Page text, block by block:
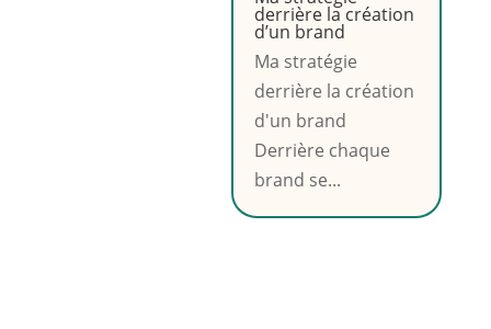
derrière la création
d’un brand
Ma stratégie
derrière la création
d'un brand
Derrière chaque
brand se...